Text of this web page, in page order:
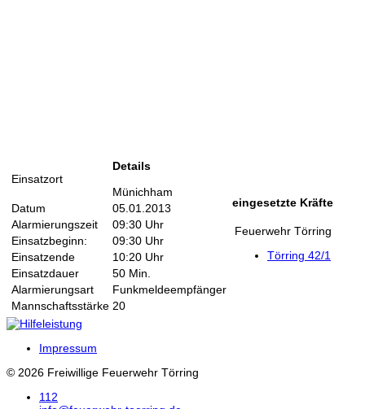
Einsatzort
Details
Münichham
Datum
05.01.2013
Alarmierungszeit
09:30 Uhr
Einsatzbeginn:
09:30 Uhr
Einsatzende
10:20 Uhr
Einsatzdauer
50 Min.
Alarmierungsart
Funkmeldeempfänger
Mannschaftsstärke 20
eingesetzte Kräfte
Feuerwehr Törring
Törring 42/1
Impressum
© 2026 Freiwillige Feuerwehr Törring
112